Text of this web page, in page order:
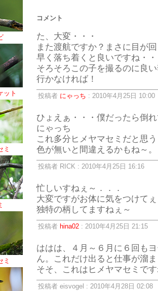
ット
ミ
ミ
コメント
た、大変・・・
また渡航ですか？まさに目が
早く落ち着くと良いですね・
そろそろこの子を撮るのに良
行かなければ！
投稿者 にゃっち : 2010年4月25日 10:00
ひょえぁ・・・僕だったら倒
にゃっち
これ多分ヒメヤマセミだと思
色が無いと間違えるかもね～。
投稿者 RICK : 2010年4月25日 16:16
忙しいすねぇ～．．．
大変ですがお体に気をつけて
独特の柄してますねぇ～
投稿者 hina02: 2010年4月25日 21:15
ははは、４月～６月に６回も
ん。これだけ出ると仕事が溜
そそ、これはヒメヤマセミで
投稿者 eisvogel : 2010年4月28日 02:08